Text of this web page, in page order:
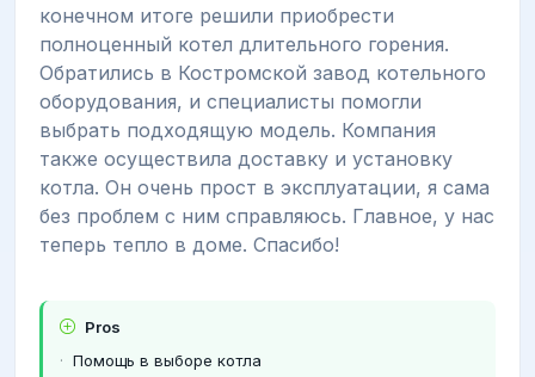
конечном итоге решили приобрести
полноценный котел длительного горения.
Обратились в Костромской завод котельного
оборудования, и специалисты помогли
выбрать подходящую модель. Компания
также осуществила доставку и установку
котла. Он очень прост в эксплуатации, я сама
без проблем с ним справляюсь. Главное, у нас
теперь тепло в доме. Спасибо!
Pros
Помощь в выборе котла